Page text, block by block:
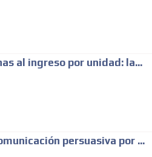
al ingreso por unidad: la...
persuasiva por ...